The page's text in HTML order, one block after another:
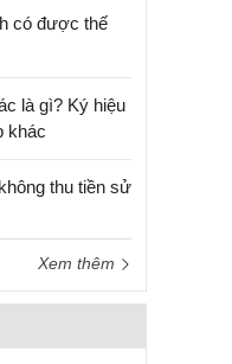
có được thế
là gì? Ký hiệu
khác
thu tiền sử
Xem thêm